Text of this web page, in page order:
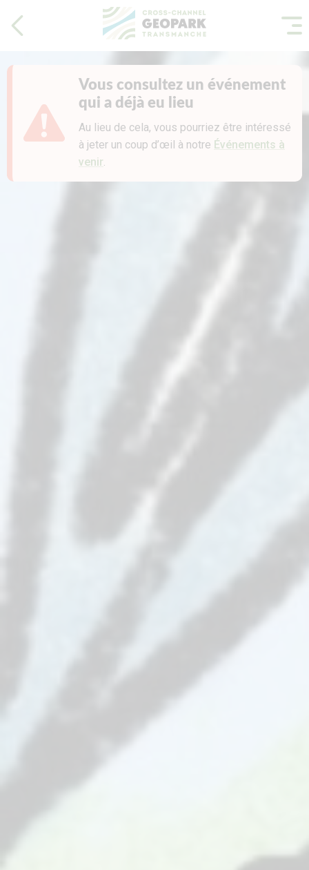
Vous consultez un événement
qui a déjà eu lieu
Au lieu de cela, vous pourriez être intéressé
à jeter un coup d’œil à notre Événements à
venir.